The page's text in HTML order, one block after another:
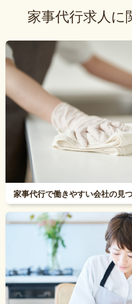
家事代行求人に
家事代行で働きやすい会社の見